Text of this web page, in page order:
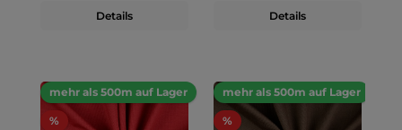
Details Details
mehr als 500m auf Lager
%
mehr als 500m auf Lager
%